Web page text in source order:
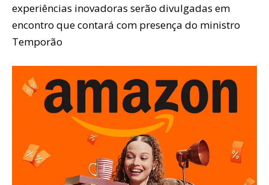
experiências inovadoras serão divulgadas em
encontro que contará com presença do ministro
Temporão